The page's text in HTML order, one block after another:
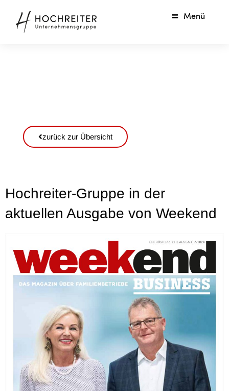
Menü
zurück zur Übersicht
Hochreiter-Gruppe in der
aktuellen Ausgabe von Weekend